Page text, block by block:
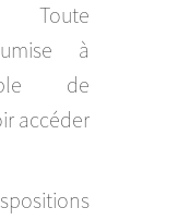
Toute
à
de
accéder